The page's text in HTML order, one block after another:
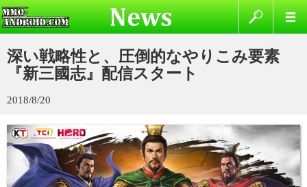
深い戦略性と、圧倒的なやりこみ要素
『新三國志』配信スタート
2018/8/20